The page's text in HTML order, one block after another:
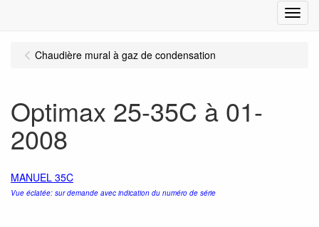
Menu
Chaudière mural à gaz de condensation
Optimax 25-35C à 01-
2008
MANUEL 35C
Vue éclatée: sur demande avec indication du numéro de série